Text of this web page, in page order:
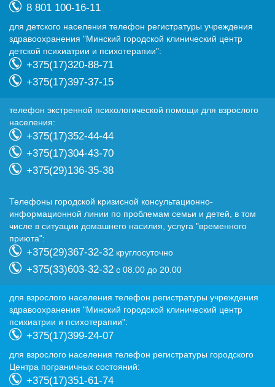
8 801 100-16-11
для детского населения телефон регистратуры учреждения
здравоохранения "Минский городской клинический центр
детской психиатрии и психотерапии":
+375(17)320-88-71
+375(17)397-37-15
телефон экстренной психологической помощи для взрослого
населения:
+375(17)352-44-44
+375(17)304-43-70
+375(29)136-35-38
Телефоны городской кризисной консультационно-
информационной линии по проблемам семьи и детей, в том
числе в ситуации домашнего насилия, услуга "временного
приюта":
+375(29)367-32-32 круглосуточно
+375(33)603-32-32 с 08.00 до 20.00
для взрослого населения телефон регистратуры учреждения
здравоохранения "Минский городской клинический центр
психиатрии и психотерапии":
+375(17)399-24-07
для взрослого населения телефон регистратуры городского
Центра пограничных состояний:
+375(17)351-61-74